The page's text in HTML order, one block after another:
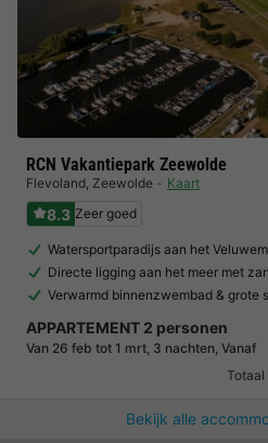
RCN Vakantiepark Zeewolde
Flevoland, Zeewolde Kaart
8.3 Zeer goed
Watersportparadijs aan het
Directe ligging aan het meer met
Verwarmd binnenzwembad & grote
APPARTEMENT 2 personen
Van 26 feb tot 1 mrt, 3 nachten, Vanaf
Totaal
Bekijk alle